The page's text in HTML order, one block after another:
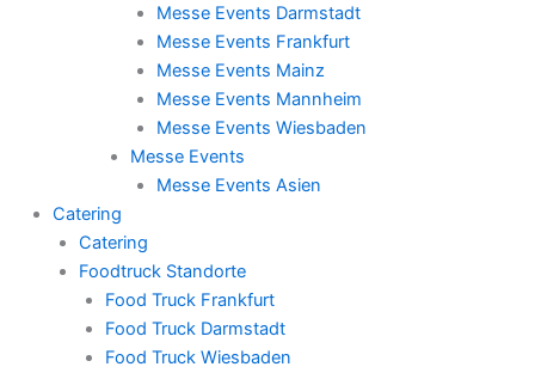
Messe Events Darmstadt
Messe Events Frankfurt
Messe Events Mainz
Messe Events Mannheim
Messe Events Wiesbaden
Messe Events
Messe Events Asien
Catering
Catering
Foodtruck Standorte
Food Truck Frankfurt
Food Truck Darmstadt
Food Truck Wiesbaden